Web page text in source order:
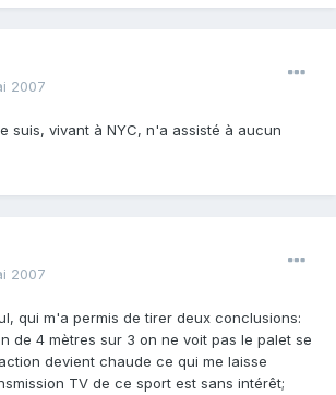
2007
suis, vivant à NYC, n'a assisté à aucun
2007
qui m'a permis de tirer deux conclusions:
de 4 mètres sur 3 on ne voit pas le palet se
devient chaude ce qui me laisse
TV de ce sport est sans intérêt;